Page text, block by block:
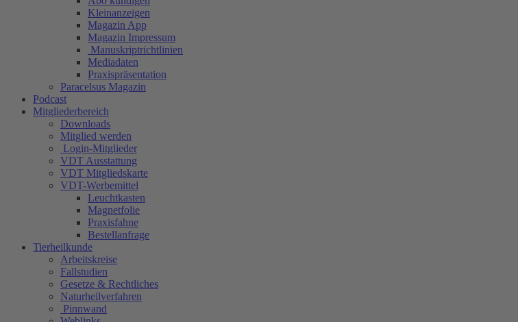
Kleinanzeigen
Magazin App
Magazin Impressum
Manuskriptrichtlinien
Mediadaten
Praxispräsentation
Paracelsus Magazin
Podcast
Mitgliederbereich
Downloads
Mitglied werden
Login-Mitglieder
VDT Ausstattung
VDT Mitgliedskarte
VDT-Werbemittel
Leuchtkasten
Magnetfolie
Praxisfahne
Bestellanfrage
Tierheilkunde
Arbeitskreise
Fallstudien
Gesetze & Rechtliches
Naturheilverfahren
Pinnwand